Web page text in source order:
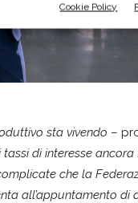
Cookie Policy
sta vivendo –
tassi di interesse
che la
all’appuntamento di